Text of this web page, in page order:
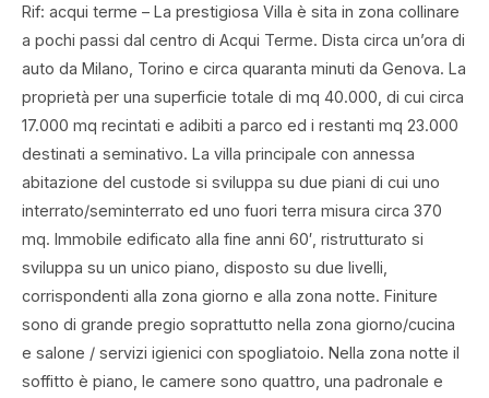
Rif: acqui terme – La prestigiosa Villa è sita in zona collinare
a pochi passi dal centro di Acqui Terme. Dista circa un’ora di
auto da Milano, Torino e circa quaranta minuti da Genova. La
proprietà per una superficie totale di mq 40.000, di cui circa
17.000 mq recintati e adibiti a parco ed i restanti mq 23.000
destinati a seminativo. La villa principale con annessa
abitazione del custode si sviluppa su due piani di cui uno
interrato/seminterrato ed uno fuori terra misura circa 370
mq. Immobile edificato alla fine anni 60′, ristrutturato si
sviluppa su un unico piano, disposto su due livelli,
corrispondenti alla zona giorno e alla zona notte. Finiture
sono di grande pregio soprattutto nella zona giorno/cucina
e salone / servizi igienici con spogliatoio. Nella zona notte il
soffitto è piano, le camere sono quattro, una padronale e